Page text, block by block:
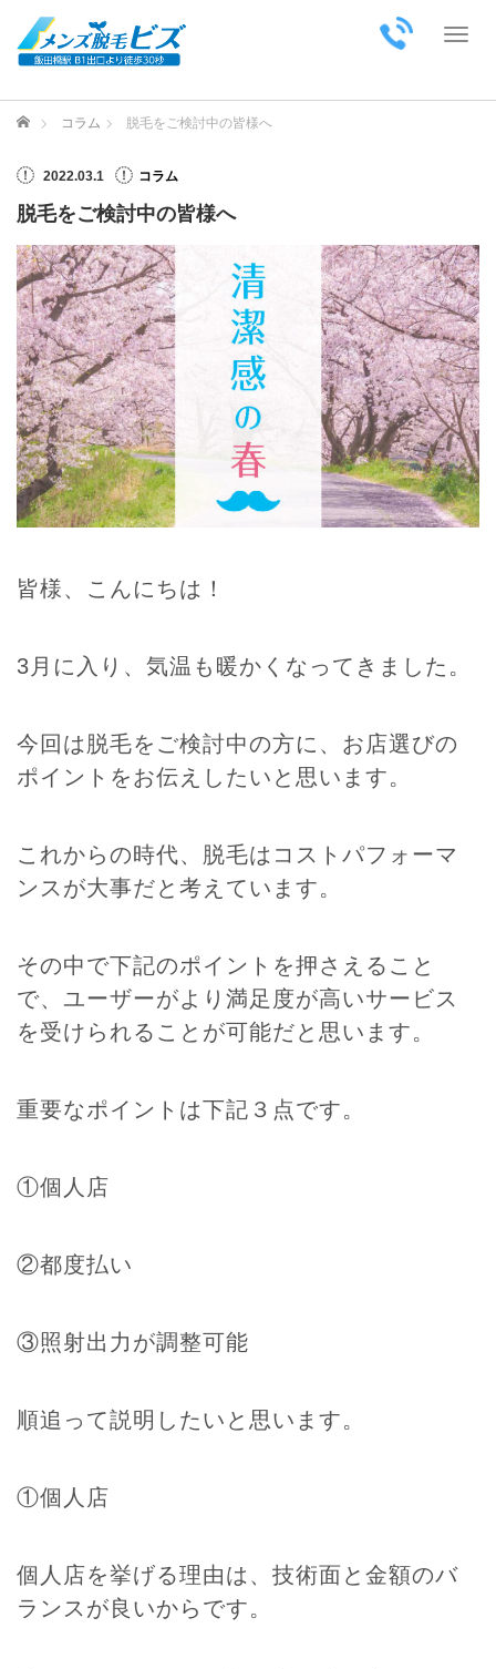
ホーム コラム 脱毛をご検討中の皆様へ
2022.03.1 コラム
脱毛をご検討中の皆様へ
皆様、こんにちは！
3月に入り、気温も暖かくなってきました。
今回は脱毛をご検討中の方に、お店選びの
ポイントをお伝えしたいと思います。
これからの時代、脱毛はコストパフォーマ
ンスが大事だと考えています。
その中で下記のポイントを押さえること
で、ユーザーがより満足度が高いサービス
を受けられることが可能だと思います。
重要なポイントは下記３点です。
①個人店
②都度払い
③照射出力が調整可能
順追って説明したいと思います。
①個人店
個人店を挙げる理由は、技術面と金額のバ
ランスが良いからです。